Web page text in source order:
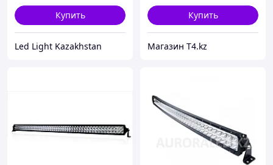
Купить
Led Light Kazakhstan
Купить
Магазин T4.kz